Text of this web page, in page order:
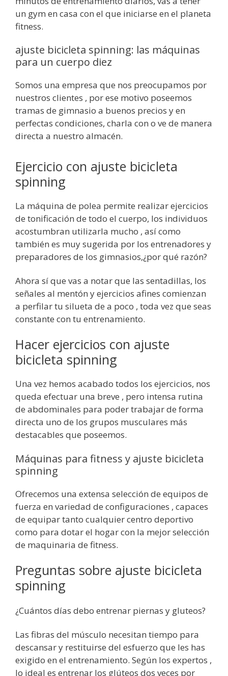
un gym en casa con el que iniciarse en el planeta
fitness.
ajuste bicicleta spinning: las máquinas
para un cuerpo diez
Somos una empresa que nos preocupamos por
nuestros clientes , por ese motivo poseemos
tramas de gimnasio a buenos precios y en
perfectas condiciones, charla con o ve de manera
directa a nuestro almacén.
Ejercicio con ajuste bicicleta
spinning
La máquina de polea permite realizar ejercicios
de tonificación de todo el cuerpo, los individuos
acostumbran utilizarla mucho , así como
también es muy sugerida por los entrenadores y
preparadores de los gimnasios,¿por qué razón?
Ahora sí que vas a notar que las sentadillas, los
señales al mentón y ejercicios afines comienzan
a perfilar tu silueta de a poco , toda vez que seas
constante con tu entrenamiento.
Hacer ejercicios con ajuste
bicicleta spinning
Una vez hemos acabado todos los ejercicios, nos
queda efectuar una breve , pero intensa rutina
de abdominales para poder trabajar de forma
directa uno de los grupos musculares más
destacables que poseemos.
Máquinas para fitness y ajuste bicicleta
spinning
Ofrecemos una extensa selección de equipos de
fuerza en variedad de configuraciones , capaces
de equipar tanto cualquier centro deportivo
como para dotar el hogar con la mejor selección
de maquinaria de fitness.
Preguntas sobre ajuste bicicleta
spinning
¿Cuántos días debo entrenar piernas y gluteos?
Las fibras del músculo necesitan tiempo para
descansar y restituirse del esfuerzo que les has
exigido en el entrenamiento. Según los expertos ,
lo ideal es entrenar los glúteos dos veces por